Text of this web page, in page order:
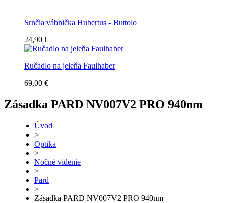
Srnčia vábnička Hubertus - Buttolo
24,90 €
Ručadlo na jeleňa Faulhaber
69,00 €
Zásadka PARD NV007V2 PRO 940nm
Úvod
>
Optika
>
Nočné videnie
>
Pard
>
Zásadka PARD NV007V2 PRO 940nm